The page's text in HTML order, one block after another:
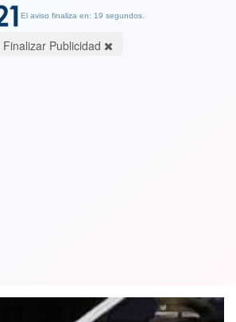
El aviso finaliza en: 19 segundos.
Finalizar Publicidad